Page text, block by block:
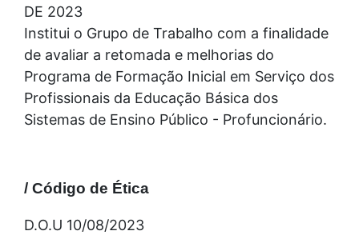
DE 2023
Institui o Grupo de Trabalho com a finalidade
de avaliar a retomada e melhorias do
Programa de Formação Inicial em Serviço dos
Profissionais da Educação Básica dos
Sistemas de Ensino Público - Profuncionário.
/ Código de Ética
D.O.U 10/08/2023